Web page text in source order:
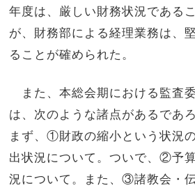
年度は、厳しい財務状況である
が、財務部による経理業務は、
ることが確められた。
また、本総会期における監査
は、次のような諸点があるであ
まず、①財政の縮小という状況
出状況について。ついで、②予
況について。また、③諸教会・